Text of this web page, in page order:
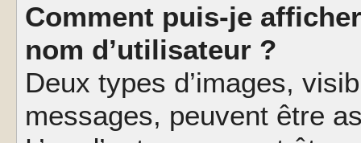
Comment puis-je
nom d’utilisateur ?
Deux types d’images,
messages, peuvent être